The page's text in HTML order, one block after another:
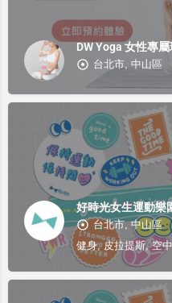
DW Yoga 女性專
台北市, 中山區
好時光女生運動樂
台北市, 中山區
健身, 皮拉提斯, 空